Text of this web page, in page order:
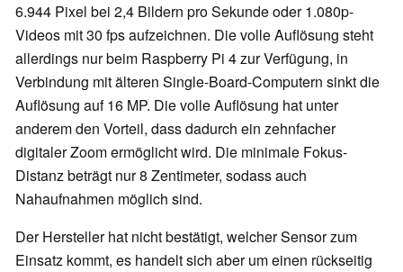
6.944 Pixel bei 2,4 Bildern pro Sekunde oder 1.080p-
Videos mit 30 fps aufzeichnen. Die volle Auflösung steht
allerdings nur beim Raspberry Pi 4 zur Verfügung, in
Verbindung mit älteren Single-Board-Computern sinkt die
Auflösung auf 16 MP. Die volle Auflösung hat unter
anderem den Vorteil, dass dadurch ein zehnfacher
digitaler Zoom ermöglicht wird. Die minimale Fokus-
Distanz beträgt nur 8 Zentimeter, sodass auch
Nahaufnahmen möglich sind.
Der Hersteller hat nicht bestätigt, welcher Sensor zum
Einsatz kommt, es handelt sich aber um einen rückseitig